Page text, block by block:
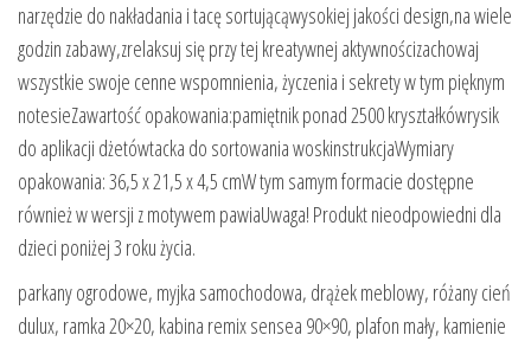
narzędzie do nakładania i tacę sortującąwysokiej jakości design,na wiele
godzin zabawy,zrelaksuj się przy tej kreatywnej aktywnościzachowaj
wszystkie swoje cenne wspomnienia, życzenia i sekrety w tym pięknym
notesieZawartość opakowania:pamiętnik ponad 2500 kryształkówrysik
do aplikacji dżetówtacka do sortowania woskinstrukcjaWymiary
opakowania: 36,5 x 21,5 x 4,5 cmW tym samym formacie dostępne
również w wersji z motywem pawiaUwaga! Produkt nieodpowiedni dla
dzieci poniżej 3 roku życia.
parkany ogrodowe, myjka samochodowa, drążek meblowy, różany cień
dulux, ramka 20×20, kabina remix sensea 90×90, plafon mały, kamienie